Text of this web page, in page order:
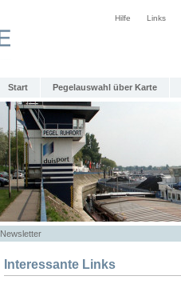
Hilfe Links
Start Pegelauswahl über Karte
Newsletter
Interessante Links